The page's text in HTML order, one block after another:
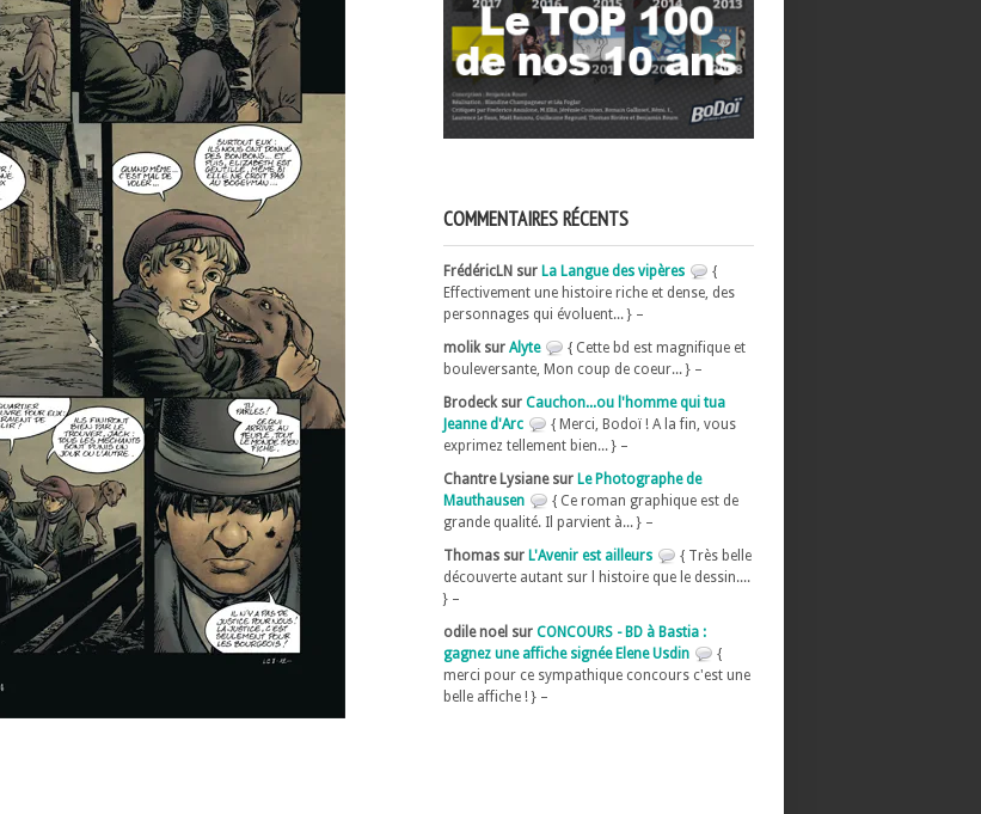
COMMENTAIRES RÉCENTS
FrédéricLN sur La Langue des vipères
{
Effectivement une histoire riche et dense, des
personnages qui évoluent... } –
molik sur Alyte
{ Cette bd est magnifique et
bouleversante, Mon coup de coeur... } –
Brodeck sur Cauchon...ou l'homme qui tua
Jeanne d'Arc
{ Merci, Bodoï ! A la fin, vous
exprimez tellement bien... } –
Chantre Lysiane sur Le Photographe de
Mauthausen
{ Ce roman graphique est de
grande qualité. Il parvient à... } –
Thomas sur L'Avenir est ailleurs
{ Très belle
découverte autant sur l histoire que le dessin....
} –
odile noel sur CONCOURS - BD à Bastia :
gagnez une affiche signée Elene Usdin
{
merci pour ce sympathique concours c'est une
belle affiche ! } –